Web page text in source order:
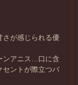
さが感じられる優
ンアニス…口に含
セントが際立つバ